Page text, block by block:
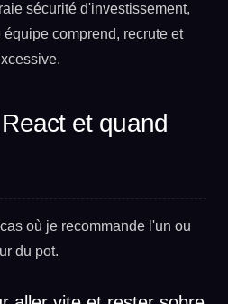
sécurité d'investissement,
comprend, recrute et
et quand
où je recommande l'un ou
du pot.